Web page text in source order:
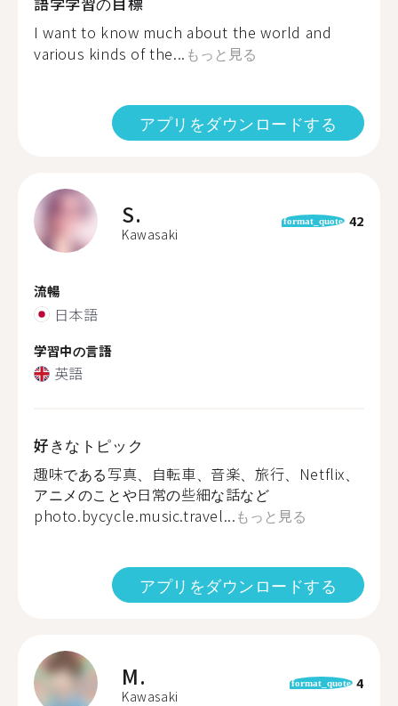
I want to know much about the world and
various kinds of the... もっと見る
アプリをダウンロードする
S.
Kawasaki
format_quote 42
流暢
日本語
学習中の言語
英語
好きなトピック
趣味である写真、自転車、音楽、旅行、Netflix、
アニメのことや日常の些細な話など
photo.bycycle.music.travel...もっと見る
アプリをダウンロードする
M.
Kawasaki
format_quote 4